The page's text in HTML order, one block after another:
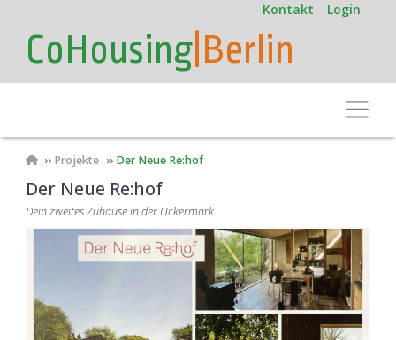
Inhaltaccount
menu
Kontakt Login
CoHousing |Berlin
Pfadnavigation
Projekte Der Neue Re:hof
Der Neue Re:hof
Dein zweites Zuhause in der Uckermark